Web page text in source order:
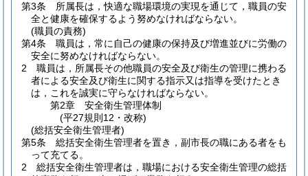
第3条
所属長は，快適な職場環境の実現を通じて，職員の安
全と健康を確保するよう努めなければならない。
(職員の責務)
第4条
職員は，常に自己の健康の保持及び増進並びに労働の
安全に努めなければならない。
2
職員は，所属長その他職員の安全及び衛生の管理に携わる
者による安全及び衛生に関する指示又は指導を受けたとき
は，これを誠実に守らなければならない。
第2章
安全衛生管理体制
(平27規則12・改称)
(総括安全衛生管理者)
第5条
総括安全衛生管理者を置き，副市長の職にある者をも
って充てる。
2
総括安全衛生管理者は，職場における安全衛生管理の総括